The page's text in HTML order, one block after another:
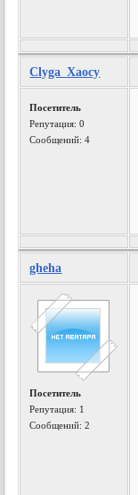
Clyga_Xaocy
Посетитель
Репутация:0
Сообщений: 4
gheha
Посетитель
Репутация: 1
Сообщений: 2